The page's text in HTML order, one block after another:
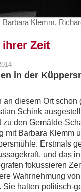
Barbara Klemm,
ihrer Zeit
in der
an diesem Ort
Schink
zu den Gemälde-
mit Barbara Klemm
Erstmals
und das
fokussieren
Wahrnehmung
Sie halten politisch-